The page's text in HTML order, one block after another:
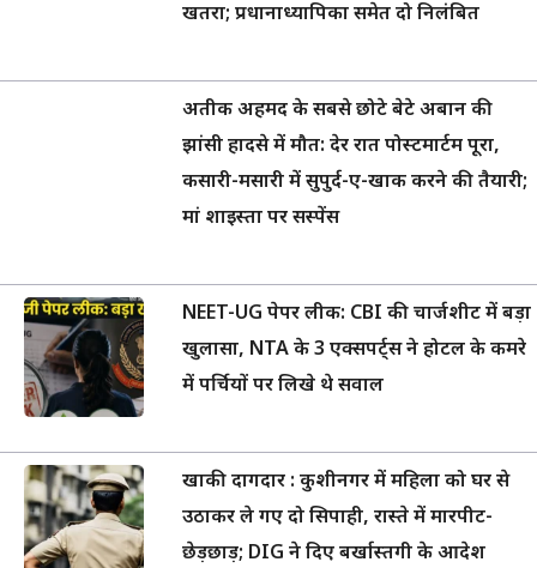
खतरा; प्रधानाध्यापिका समेत दो निलंबित
अतीक अहमद के सबसे छोटे बेटे अबान की
झांसी हादसे में मौत: देर रात पोस्टमार्टम पूरा,
कसारी-मसारी में सुपुर्द-ए-खाक करने की तैयारी;
मां शाइस्ता पर सस्पेंस
NEET-UG पेपर लीक: CBI की चार्जशीट में बड़ा
खुलासा, NTA के 3 एक्सपर्ट्स ने होटल के कमरे
में पर्चियों पर लिखे थे सवाल
खाकी दागदार : कुशीनगर में महिला को घर से
उठाकर ले गए दो सिपाही, रास्ते में मारपीट-
छेड़छाड़; DIG ने दिए बर्खास्तगी के आदेश